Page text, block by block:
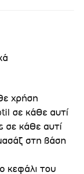
χρήση
σε κάθε αυτί
σε κάθε αυτί
στη βάση
κεφάλι του